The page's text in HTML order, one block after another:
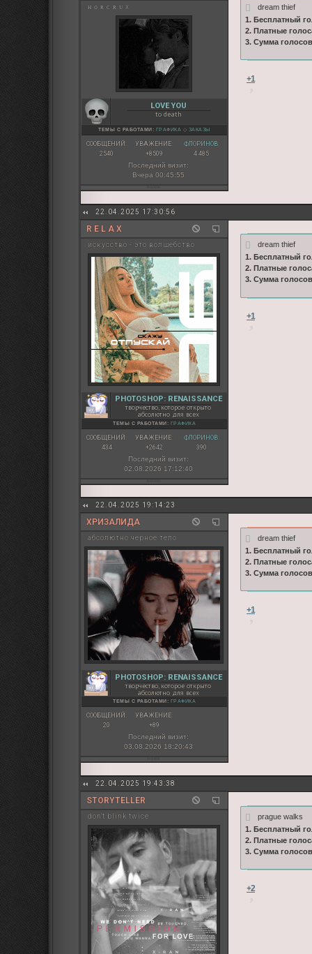
ʜ ᴏ ʀ ᴄ ʀ ᴜ x
LOVE YOU
to death
ТЕМЫ С РАБОТАМИ: ГРАФИКА ◇ ЗАКАЗЫ
СООБЩЕНИЙ:
2540
УВАЖЕНИЕ:
+8509
ФЛОРИНОВ:
4 485
Последний визит:
Вчера 00:45:55
dream thief
1. Бесплатный
2. Платные
3. Сумма
+1
22.04.2025 17:30:56
R E L A X
искусство - это волшебство
PHOTOSHOP: RENAISSANCE
творчество, которое открыто
абсолютно для всех
ТЕМЫ С РАБОТАМИ: ГРАФИКА
СООБЩЕНИЙ:
434
УВАЖЕНИЕ:
+2642
ФЛОРИНОВ:
390
Последний визит:
02.08.2026 17:12:40
dream thief
1. Бесплатный
2. Платные
3. Сумма
+1
22.04.2025 19:14:23
ХРИЗАЛИДА
абсолютно черное тело
PHOTOSHOP: RENAISSANCE
творчество, которое открыто
абсолютно для всех
ТЕМЫ С РАБОТАМИ: ГРАФИКА
СООБЩЕНИЙ:
20
УВАЖЕНИЕ:
+89
Последний визит:
03.08.2026 18:20:43
dream thief
1. Бесплатный
2. Платные
3. Сумма
+1
22.04.2025 19:43:38
STORYTELLER
don't blink twice
prague walks
1. Бесплатный
2. Платные
3. Сумма
+2